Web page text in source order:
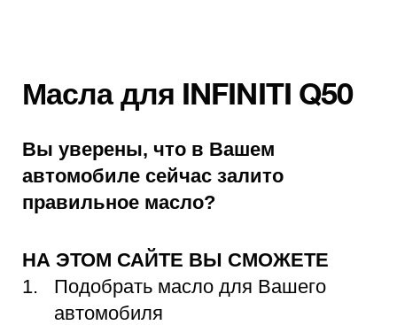
Масла для INFINITI Q50
Вы уверены, что в Вашем
автомобиле сейчас залито
правильное масло?
НА ЭТОМ САЙТЕ ВЫ СМОЖЕТЕ
Подобрать масло для Вашего
автомобиля